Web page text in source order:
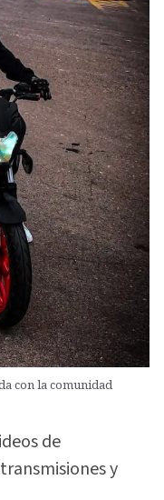
con la comunidad
de
y